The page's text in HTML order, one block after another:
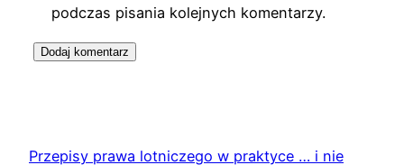
podczas pisania kolejnych komentarzy.
Przepisy prawa lotniczego w praktyce … i nie